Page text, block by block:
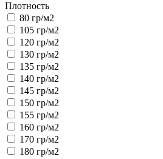
Плотность
80 гр/м2
105 гр/м2
120 гр/м2
130 гр/м2
135 гр/м2
140 гр/м2
145 гр/м2
150 гр/м2
155 гр/м2
160 гр/м2
170 гр/м2
180 гр/м2